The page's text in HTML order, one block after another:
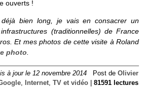
ouverts !
bien long, je vais en consacrer un
(traditionnelles) de France
Et mes photos de cette visite à Roland
photo
à jour le 12 novembre 2014 Post de Olivier
, Internet, TV et vidéo 81591 lectures